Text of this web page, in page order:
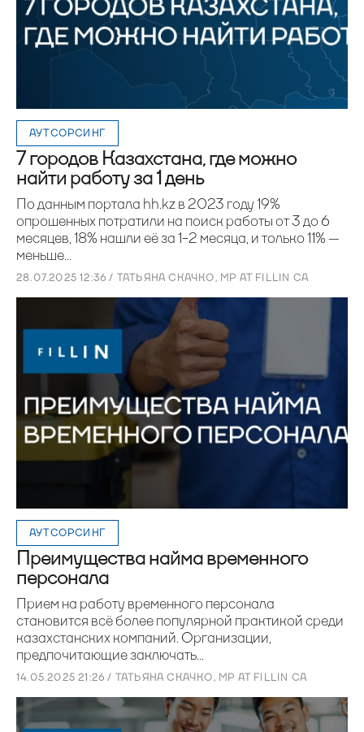
АУТСОРСИНГ
7 городов Казахстана, где можно
найти работу за 1 день
По данным портала hh.kz в 2023 году 19%
опрошенных потратили на поиск работы от 3 до 6
месяцев, 18% нашли её за 1-2 месяца, и только 11% —
меньше...
28.07.2025 12:36 / ТАТЬЯНА СКАЧКО, MP AT FILLIN CA
АУТСОРСИНГ
Преимущества найма временного
персонала
Прием на работу временного персонала
становится всё более популярной практикой среди
казахстанских компаний. Организации,
предпочитающие заключать...
14.05.2025 21:26 / ТАТЬЯНА СКАЧКО, MP AT FILLIN CA